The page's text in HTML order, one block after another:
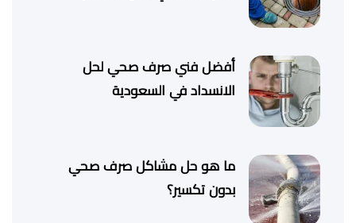
أفضل فني صرف صحي لحل
الانسداد في السعودية
ما هو حل مشاكل صرف صحي
بدون تكسير؟